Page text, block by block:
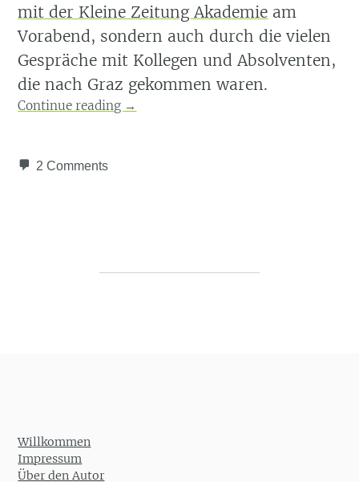
mit der Kleine Zeitung Akademie am
Vorabend, sondern auch durch die vielen
Gespräche mit Kollegen und Absolventen,
die nach Graz gekommen waren.
Continue reading →
2 Comments
Willkommen
Impressum
Über den Autor